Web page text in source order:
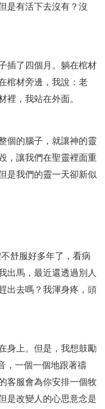
是有活下去沒有？沒
插了四個月。躺在棺材
棺材旁邊，我說：老
裡，我站在外面。
個的腦子，就讓神的靈
，讓我們在聖靈裡面重
是我們的靈一天卻新似
舒服好多年了，看病
出馬，最近還透過別人
出去嗎？我渾身疼，頭
身上。但是，我想鼓勵
，一個一個地跟著禱
客服會為你安排一個牧
是改變人的心思意念是